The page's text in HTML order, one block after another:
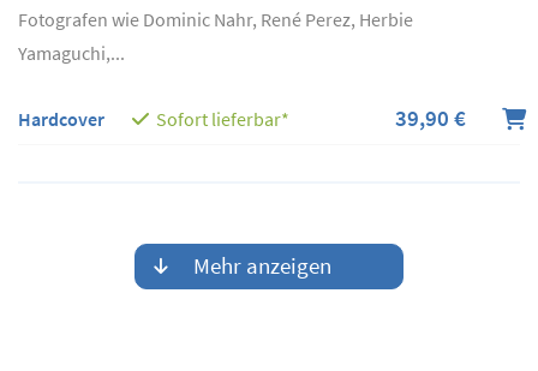
Fotografen wie Dominic Nahr, René Perez, Herbie
Yamaguchi,...
Hardcover Sofort lieferbar* 39,90 €
Mehr anzeigen